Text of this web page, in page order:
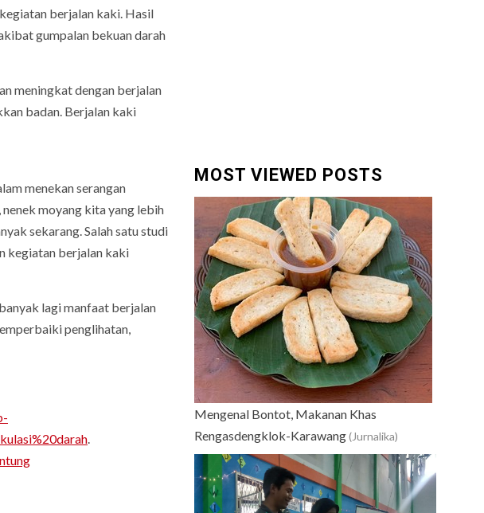
berjalan kaki. Hasil
gumpalan bekuan darah
meningkat dengan berjalan
badan. Berjalan kaki
menekan serangan
moyang kita yang lebih
sekarang. Salah satu studi
kegiatan berjalan kaki
lagi manfaat berjalan
penglihatan,
.
MOST VIEWED POSTS
Mengenal Bontot, Makanan Khas
Rengasdengklok-Karawang (Jurnalika)